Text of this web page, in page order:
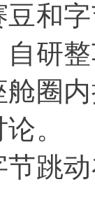
和
研
舱圈
。
跳